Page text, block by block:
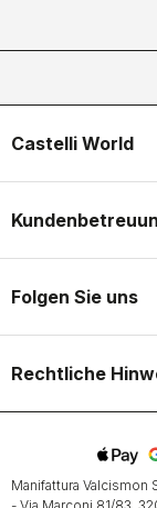
Castelli World
Folgen Sie uns
Rechtliche
Manifattura Valcismon